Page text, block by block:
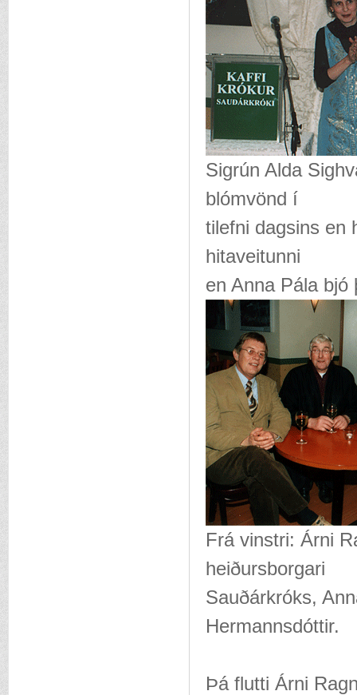
Sigrún Alda
blómvönd í
tilefni dagsins en
hitaveitunni
en Anna Pála
Frá vinstri: Árni
heiðursborgari
Sauðárkróks,
Hermannsdóttir.
Þá flutti Árni